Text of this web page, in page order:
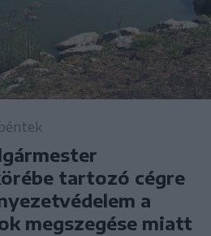
tartozó cégre
a
megszegése miatt